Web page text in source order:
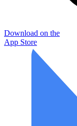
Download on the
App Store